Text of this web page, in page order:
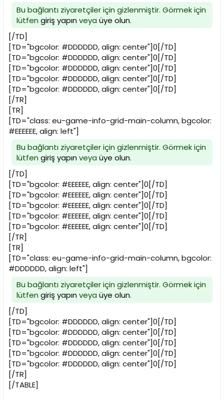
Bu bağlantı ziyaretçiler için gizlenmiştir. Görmek için
lütfen giriş yapınveya üye olun.
[/TD]
[TD="bgcolor: #DDDDDD, align: center"]0[/TD]
[TD="bgcolor: #DDDDDD, align: center"]0[/TD]
[TD="bgcolor: #DDDDDD, align: center"]0[/TD]
[TD="bgcolor: #DDDDDD, align: center"]0[/TD]
[TD="bgcolor: #DDDDDD, align: center"]0[/TD]
[/TR]
[TR]
[TD="class: eu-game-info-grid-main-column, bgcolor:
#EEEEEE, align: left"]
Bu bağlantı ziyaretçiler için gizlenmiştir. Görmek için
lütfen giriş yapınveya üye olun.
[/TD]
[TD="bgcolor: #EEEEEE, align: center"]0[/TD]
[TD="bgcolor: #EEEEEE, align: center"]0[/TD]
[TD="bgcolor: #EEEEEE, align: center"]0[/TD]
[TD="bgcolor: #EEEEEE, align: center"]0[/TD]
[TD="bgcolor: #EEEEEE, align: center"]0[/TD]
[/TR]
[TR]
[TD="class: eu-game-info-grid-main-column, bgcolor:
#DDDDDD, align: left"]
Bu bağlantı ziyaretçiler için gizlenmiştir. Görmek için
lütfen giriş yapınveya üye olun.
[/TD]
[TD="bgcolor: #DDDDDD, align: center"]0[/TD]
[TD="bgcolor: #DDDDDD, align: center"]0[/TD]
[TD="bgcolor: #DDDDDD, align: center"]0[/TD]
[TD="bgcolor: #DDDDDD, align: center"]0[/TD]
[TD="bgcolor: #DDDDDD, align: center"]0[/TD]
[/TR]
[/TABLE]